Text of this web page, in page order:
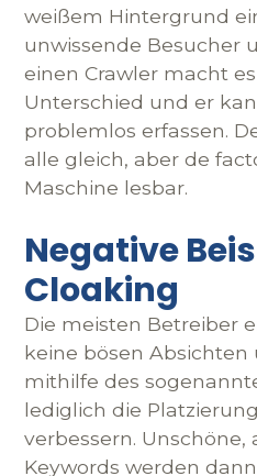
weißem Hintergrund
unwissende Besucher
einen Crawler macht
Unterschied und er
problemlos erfassen.
alle gleich, aber de
Maschine lesbar.
Negative
Cloaking
Die meisten Betreiber
keine bösen
mithilfe des
lediglich die
verbessern. Unschöne,
Keywords werden